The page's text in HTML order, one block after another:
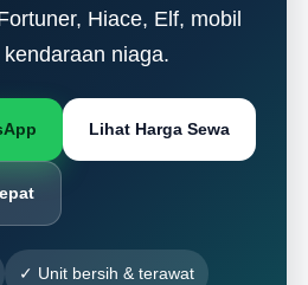
Hiace, Elf, mobil
niaga.
Lihat Harga Sewa
✓ Unit bersih & terawat